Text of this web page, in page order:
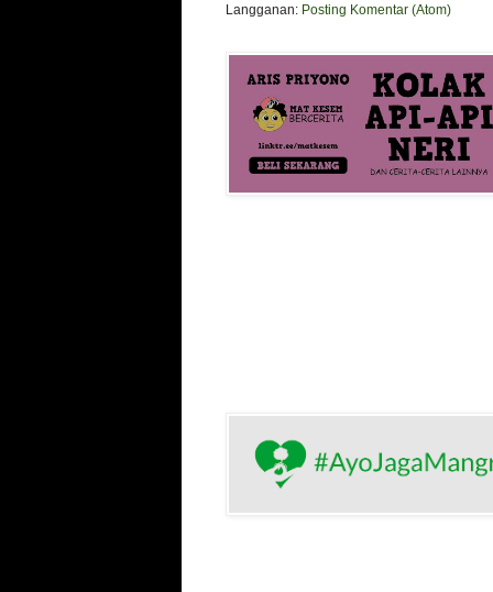
Langganan: Posting Komentar (Atom)